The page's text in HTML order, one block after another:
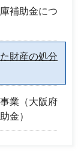
補助金につ
財産の処分
業（大阪府
金）